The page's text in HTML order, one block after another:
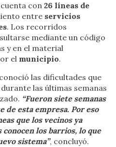
cuenta con 26 líneas de
entre servicios
. Los recorridos
mediante un código
y en el material
el municipio.
las dificultades que
las últimas semanas
“Fueron siete semanas
de esta empresa. Por eso
que los vecinos ya
conocen los barrios, lo que
sistema”, concluyó.